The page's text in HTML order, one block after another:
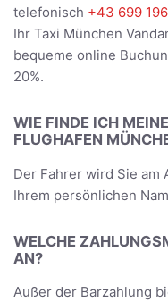
telefonisch +43 699
Ihr Taxi München
bequeme online
20%.
WIE FINDE ICH
FLUGHAFEN
Der Fahrer wird Sie am
Ihrem persönlichen
WELCHE
AN?
Außer der Barzahlung